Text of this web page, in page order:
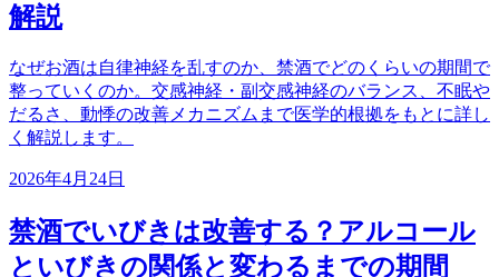
解説
なぜお酒は自律神経を乱すのか、禁酒でどのくらいの期間で
整っていくのか。交感神経・副交感神経のバランス、不眠や
だるさ、動悸の改善メカニズムまで医学的根拠をもとに詳し
く解説します。
2026年4月24日
禁酒でいびきは改善する？アルコール
といびきの関係と変わるまでの期間